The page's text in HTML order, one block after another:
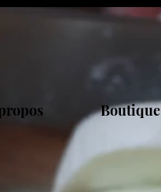
Boutique